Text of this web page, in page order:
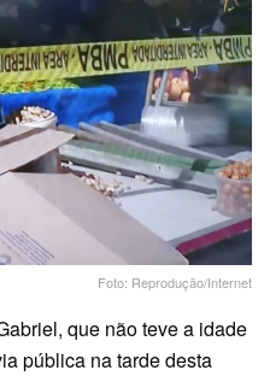
Foto: Reprodução/Internet
que não teve a idade
pública na tarde desta